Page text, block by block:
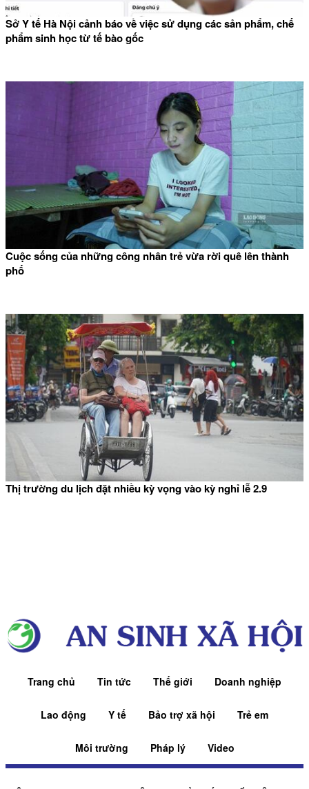
Sở Y tế Hà Nội cảnh báo về việc sử dụng các sản phẩm, chế
phẩm sinh học từ tế bào gốc
Cuộc sống của những công nhân trẻ vừa rời quê lên thành
phố
Thị trường du lịch đặt nhiều kỳ vọng vào kỳ nghỉ lễ 2.9
Trang chủ Tin tức Thế giới Doanh nghiệp
Lao động Y tế Bảo trợ xã hội Trẻ em
Môi trường Pháp lý Video